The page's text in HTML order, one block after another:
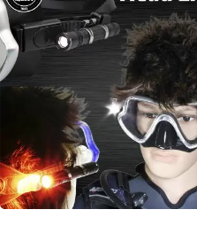
Γιλέκο Πλευστότητας
UDT/NAVY SEAL